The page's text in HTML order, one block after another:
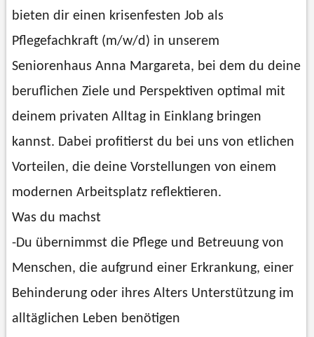
bieten dir einen krisenfesten Job als
Pflegefachkraft (m/w/d) in unserem
Seniorenhaus Anna Margareta, bei dem du deine
beruflichen Ziele und Perspektiven optimal mit
deinem privaten Alltag in Einklang bringen
kannst. Dabei profitierst du bei uns von etlichen
Vorteilen, die deine Vorstellungen von einem
modernen Arbeitsplatz reflektieren.
Was du machst
-Du übernimmst die Pflege und Betreuung von
Menschen, die aufgrund einer Erkrankung, einer
Behinderung oder ihres Alters Unterstützung im
alltäglichen Leben benötigen